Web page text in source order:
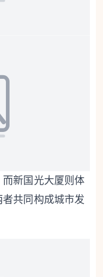
新国光大厦则体
共同构成城市发